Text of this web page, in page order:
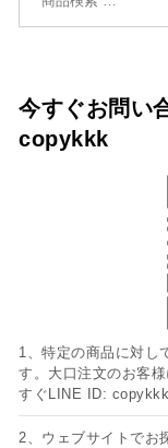
今すぐお問い
copykkk
1、特定の商品に対し
す。大口注文のお客
すぐLINE ID: copykkk
2、ウェブサイトでお